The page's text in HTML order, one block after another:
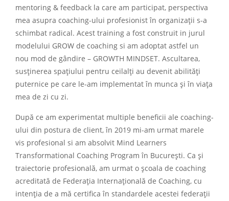
mentoring & feedback la care am participat, perspectiva
mea asupra coaching-ului profesionist în organizații s-a
schimbat radical. Acest training a fost construit in jurul
modelului GROW de coaching si am adoptat astfel un
nou mod de gândire – GROWTH MINDSET. Ascultarea,
susținerea spațiului pentru ceilalți au devenit abilități
puternice pe care le-am implementat în munca și în viața
mea de zi cu zi.
După ce am experimentat multiple beneficii ale coaching-
ului din postura de client, în 2019 mi-am urmat marele
vis profesional si am absolvit Mind Learners
Transformational Coaching Program în București. Ca și
traiectorie profesională, am urmat o școala de coaching
acreditată de Federația Internațională de Coaching, cu
intenția de a mă certifica în standardele acestei federații